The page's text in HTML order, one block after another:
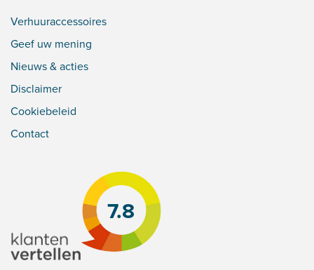
Verhuuraccessoires
Geef uw mening
Nieuws & acties
Disclaimer
Cookiebeleid
Contact
7.8